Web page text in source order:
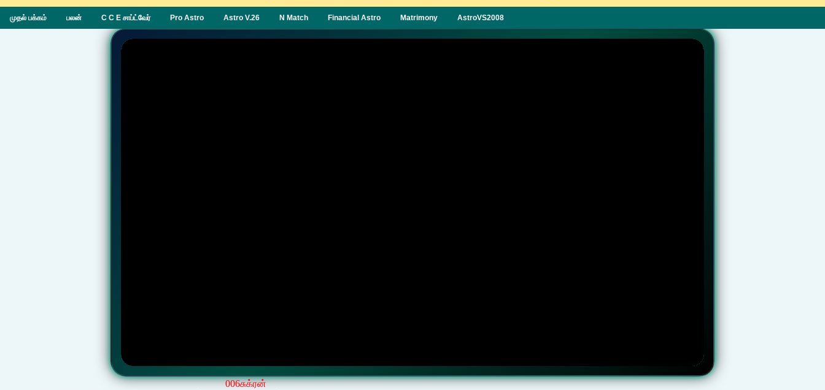
முதல் பக்கம் பலன் C C E சாப்ட்வேர் Pro Astro Astro V.26 N Match Financial Astro Matrimony AstroVS2008
006சுக்ரன்